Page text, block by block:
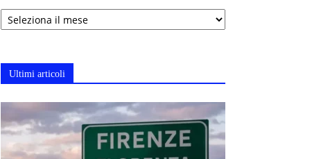
Archivi
Ultimi articoli